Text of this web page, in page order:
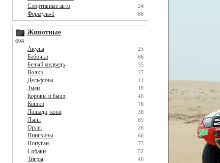
Спортивные авто 24
Формула-1 86
Животные
694
Акулы 25
Бабочки 66
Белый медведь 35
Волки 27
Дельфины 11
Змеи 18
Коровы и быки 46
Кошки 76
Лошади, кони 38
Львы 89
Орлы 26
Пингвины 66
Попугаи 73
Собаки 52
Тигры 46